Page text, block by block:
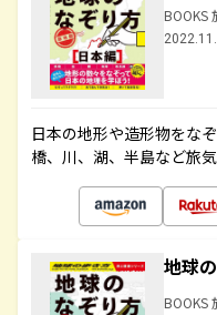
BOOKS
日本の地形や造形物をな
橋、川、湖、半島など旅
地球
BOOKS